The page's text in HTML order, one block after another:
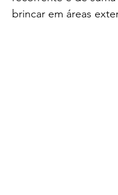
brincar em áreas